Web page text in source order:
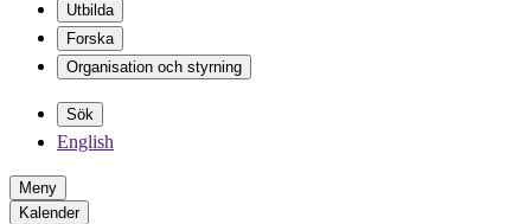
Utbilda
Forska
Organisation och styrning
Sök
English
Meny
Kalender